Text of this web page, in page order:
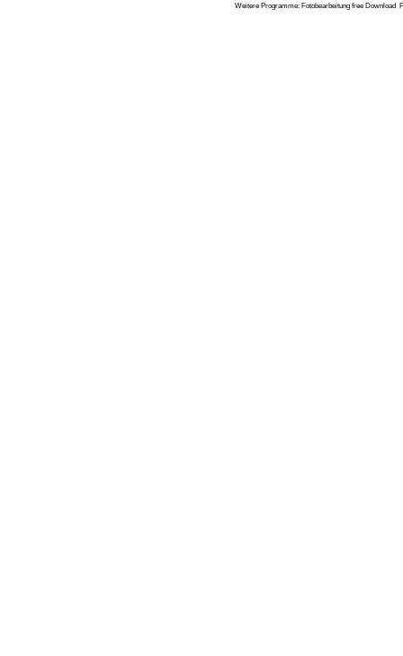
Weitere Programme: Fotobearbeitung free Download